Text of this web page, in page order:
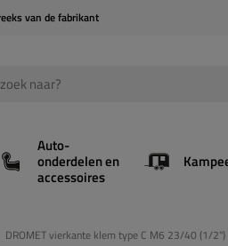
van de fabrikant
Auto-
onderdelen en
accessoires
DROMET vierkante klem type C M6 23/40 (1/2")